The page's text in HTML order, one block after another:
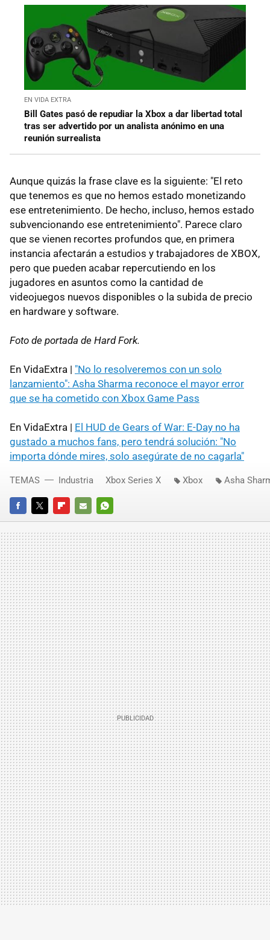
EN VIDA EXTRA
Bill Gates pasó de repudiar la Xbox a dar libertad total
tras ser advertido por un analista anónimo en una
reunión surrealista
Aunque quizás la frase clave es la siguiente: "El reto
que tenemos es que no hemos estado monetizando
ese entretenimiento. De hecho, incluso, hemos estado
subvencionando ese entretenimiento". Parece claro
que se vienen recortes profundos que, en primera
instancia afectarán a estudios y trabajadores de XBOX,
pero que pueden acabar repercutiendo en los
jugadores en asuntos como la cantidad de
videojuegos nuevos disponibles o la subida de precio
en hardware y software.
Foto de portada de Hard Fork.
En VidaExtra | "No lo resolveremos con un solo
lanzamiento": Asha Sharma reconoce el mayor error
que se ha cometido con Xbox Game Pass
En VidaExtra | El HUD de Gears of War: E-Day no ha
gustado a muchos fans, pero tendrá solución: "No
importa dónde mires, solo asegúrate de no cagarla"
FACEBOOKTWITTERFLIPBOARD
E-
MAIL
WHATSAPP
TEMAS Industria Xbox Series X Xbox Asha